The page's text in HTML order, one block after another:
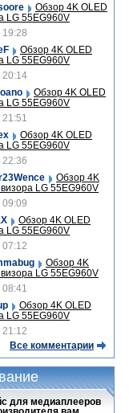
Обзор 4K OLED
LG 55EG960V
Обзор 4K OLED
LG 55EG960V
20:14
Обзор 4K OLED
LG 55EG960V
Обзор 4K OLED
LG 55EG960V
Обзор 4K
LG 55EG960V
09:09
Обзор 4K OLED
LG 55EG960V
07:12
Обзор 4K
LG 55EG960V
08:41
Обзор 4K OLED
LG 55EG960V
21:12
Все комментарии
для медиаплееров